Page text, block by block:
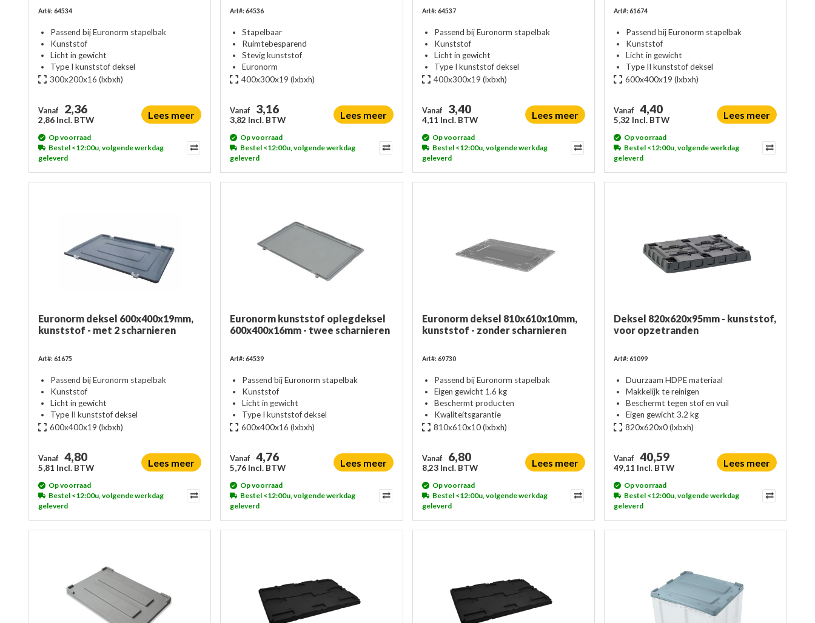
Art#: 64534
Passend bij Euronorm stapelbak
Kunststof
Licht in gewicht
Type I kunststof deksel
300x200x16 (lxbxh)
Vanaf 2,36
2,86 Incl. BTW Lees meer
Op voorraad
Bestel <12:00u, volgende werkdag
geleverd
Art#: 64536
Stapelbaar
Ruimtebesparend
Stevig kunststof
Euronorm
400x300x19 (lxbxh)
Vanaf 3,16
3,82 Incl. BTW Lees meer
Op voorraad
Bestel <12:00u, volgende werkdag
geleverd
Art#: 64537
Passend bij Euronorm stapelbak
Kunststof
Licht in gewicht
Type I kunststof deksel
400x300x19 (lxbxh)
Vanaf 3,40
4,11 Incl. BTW Lees meer
Op voorraad
Bestel <12:00u, volgende werkdag
geleverd
Art#: 61674
Passend bij Euronorm stapelbak
Kunststof
Licht in gewicht
Type II kunststof deksel
600x400x19 (lxbxh)
Vanaf 4,40
5,32 Incl. BTW Lees meer
Op voorraad
Bestel <12:00u, volgende werkdag
geleverd
Euronorm deksel 600x400x19mm,
kunststof - met 2 scharnieren
Art#: 61675
Passend bij Euronorm stapelbak
Kunststof
Licht in gewicht
Type II kunststof deksel
600x400x19 (lxbxh)
Vanaf 4,80
5,81 Incl. BTW Lees meer
Op voorraad
Bestel <12:00u, volgende werkdag
geleverd
Euronorm kunststof oplegdeksel
600x400x16mm - twee scharnieren
Art#: 64539
Passend bij Euronorm stapelbak
Kunststof
Licht in gewicht
Type I kunststof deksel
600x400x16 (lxbxh)
Vanaf 4,76
5,76 Incl. BTW Lees meer
Op voorraad
Bestel <12:00u, volgende werkdag
geleverd
Euronorm deksel 810x610x10mm,
kunststof - zonder scharnieren
Art#: 69730
Passend bij Euronorm stapelbak
Eigen gewicht 1.6 kg
Beschermt producten
Kwaliteitsgarantie
810x610x10(lxbxh)
Vanaf 6,80
8,23 Incl. BTW Lees meer
Op voorraad
Bestel <12:00u, volgende werkdag
geleverd
Deksel 820x620x95mm - kunststof,
voor opzetranden
Art#: 61099
Duurzaam HDPE materiaal
Makkelijk te reinigen
Beschermt tegen stof en vuil
Eigen gewicht 3.2 kg
820x620x0(lxbxh)
Vanaf 40,59
49,11 Incl. BTW Lees meer
Op voorraad
Bestel <12:00u, volgende werkdag
geleverd